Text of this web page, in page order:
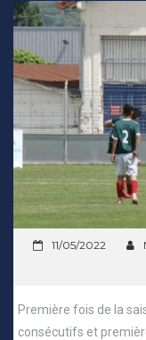
11/05/2022
Première fois de la
consécutifs et